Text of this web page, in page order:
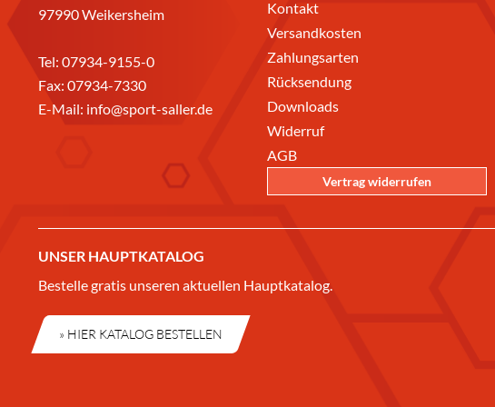
97990 Weikersheim
Tel: 07934-9155-0
Fax: 07934-7330
E-Mail: info@sport-saller.de
Kontakt
Versandkosten
Zahlungsarten
Rücksendung
Downloads
Widerruf
AGB
Vertrag widerrufen
UNSER HAUPTKATALOG
Bestelle gratis unseren aktuellen Hauptkatalog.
» HIER KATALOG BESTELLEN